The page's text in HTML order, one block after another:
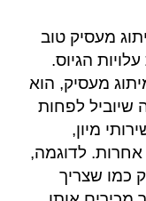
מעסיק טוב
הגיוס.
מעסיק, הוא
שיוביל לפחות
מיון,
אחרות. לדוגמה,
כמו שצריך